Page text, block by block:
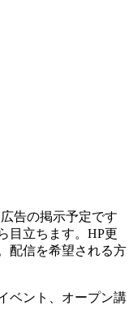
告の掲示予定です
目立ちます。HP更
配信を希望される方
ベント、オープン講